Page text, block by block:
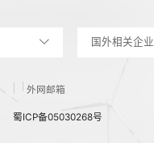
国外相关企业
外网邮箱
蜀ICP备05030268号